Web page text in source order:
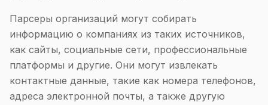
Парсеры организаций могут собирать
информацию о компаниях из таких источников,
как сайты, социальные сети, профессиональные
платформы и другие. Они могут извлекать
контактные данные, такие как номера телефонов,
адреса электронной почты, а также другую